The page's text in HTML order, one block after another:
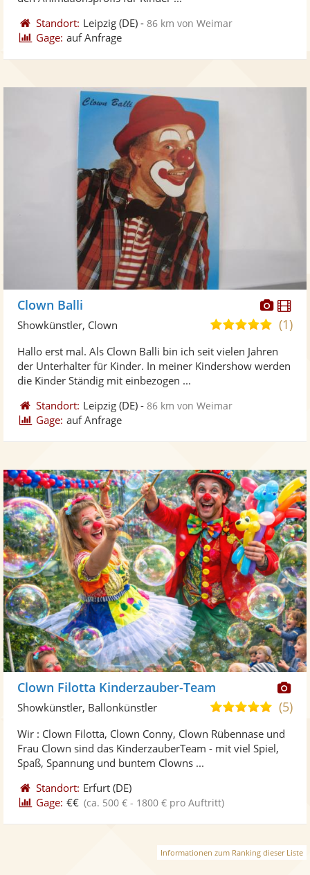
Standort: Leipzig (DE) -86 km von Weimar
Gage: auf Anfrage
Fotos
Clown Balli
5,0
5
(1)
Showkünstler, Clown
Hallo erst mal. Als Clown Balli bin ich seit vielen Jahren
der Unterhalter für Kinder. In meiner Kindershow werden
die Kinder Ständig mit einbezogen ...
Standort: Leipzig (DE) -86 km von Weimar
Gage: auf Anfrage
Clown Filotta Kinderzauber-Team
5,0
5
Sternen
(5)
Showkünstler, Ballonkünstler
Wir : Clown Filotta, Clown Conny, Clown Rübennase und
Frau Clown sind das KinderzauberTeam - mit viel Spiel,
Spaß, Spannung und buntem Clowns ...
Standort: Erfurt (DE)
Gage: €€ (ca. 500 € - 1800 € pro Auftritt)
Informationen zum Ranking dieser Liste